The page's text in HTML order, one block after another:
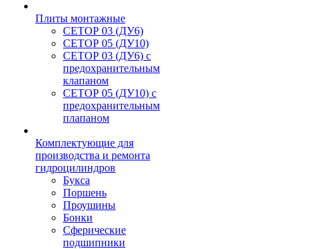
Плиты монтажные
CЕТОР 03 (ДУ6)
CЕТОР 05 (ДУ10)
CЕТОР 03 (ДУ6) с
предохранительным
клапаном
CЕТОР 05 (ДУ10) с
предохранительным
плапаном
Комплектующие для
производства и ремонта
гидроцилиндров
Букса
Поршень
Проушины
Бонки
Сферические
подшипники